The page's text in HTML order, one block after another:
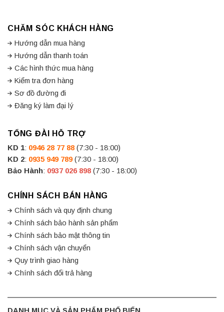
CHĂM SÓC KHÁCH HÀNG
Hướng dẫn mua hàng
Hướng dẫn thanh toán
Các hình thức mua hàng
Kiểm tra đơn hàng
Sơ đồ đường đi
Đăng ký làm đại lý
TỔNG ĐÀI HỖ TRỢ
KD 1: 0946 28 77 88 (7:30 - 18:00)
KD 2: 0935 949 789 (7:30 - 18:00)
Bảo Hành: 0937 026 898 (7:30 - 18:00)
CHÍNH SÁCH BÁN HÀNG
Chính sách và quy định chung
Chính sách bảo hành sản phẩm
Chính sách bảo mật thông tin
Chính sách vận chuyển
Quy trình giao hàng
Chính sách đổi trả hàng